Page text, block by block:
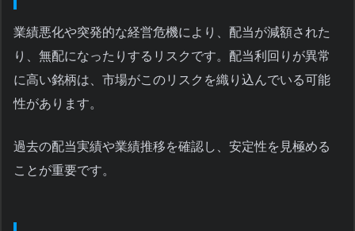
業績悪化や突発的な経営危機により、配当が減額された
り、無配になったりするリスクです。配当利回りが異常
に高い銘柄は、市場がこのリスクを織り込んでいる可能
性があります。
過去の配当実績や業績推移を確認し、安定性を見極める
ことが重要です。